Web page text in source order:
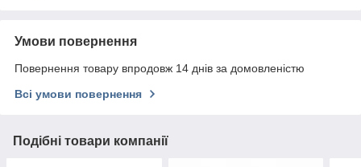
Умови повернення
Повернення товару впродовж 14 днів за домовленістю
Всі умови повернення
Подібні товари компанії